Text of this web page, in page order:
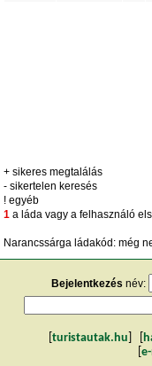
+ sikeres megtalálás
- sikertelen keresés
! egyéb
1 a láda vagy a felhasználó
Narancssárga ládakód: még
Bejelentkezés név:
turistautak.hu